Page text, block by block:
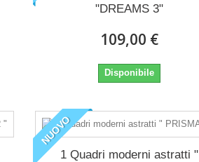
"DREAMS 3"
109,00 €
Disponibile
NUOVO
1 Quadri moderni astratti "